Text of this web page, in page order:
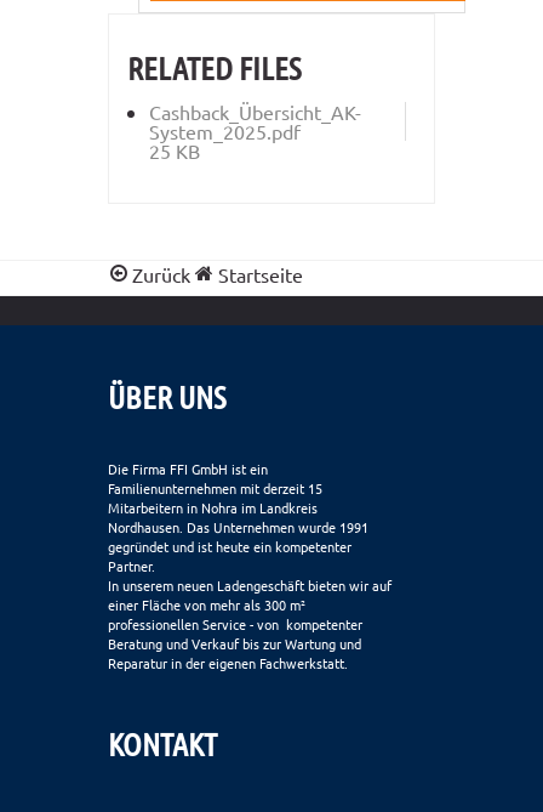
RELATED FILES
Cashback_Übersicht_AK-
System_2025.pdf
25 KB
Zurück Startseite
ÜBER UNS
Die Firma FFI GmbH ist ein
Familienunternehmen mit derzeit 15
Mitarbeitern in Nohra im Landkreis
Nordhausen. Das Unternehmen wurde 1991
gegründet und ist heute ein kompetenter
Partner.
In unserem neuen Ladengeschäft bieten wir auf
einer Fläche von mehr als 300 m²
professionellen Service - von kompetenter
Beratung und Verkauf bis zur Wartung und
Reparatur in der eigenen Fachwerkstatt.
KONTAKT